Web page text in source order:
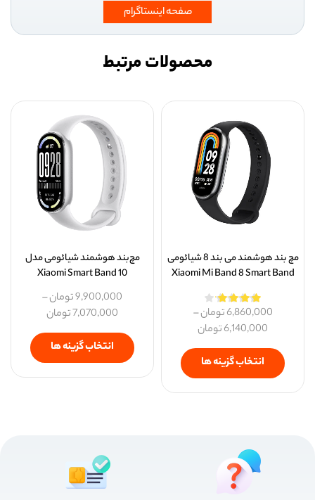
صفحه اینستاگرام
محصولات مرتبط
مچ بند هوشمند می بند 8 شیائومی
Xiaomi Mi Band 8 Smart Band
6,860,000تومان–
6,140,000تومان
انتخاب گزینه ها
مچ‌بند هوشمند شیائومی مدل
Xiaomi Smart Band 10
9,900,000تومان–
7,070,000تومان
انتخاب گزینه ها